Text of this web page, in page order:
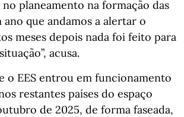
planeamento na formação das
ano que andamos a alertar o
meses depois nada foi feito para
acusa.
o EES entrou em funcionamento
restantes países do espaço
de 2025, de forma faseada,